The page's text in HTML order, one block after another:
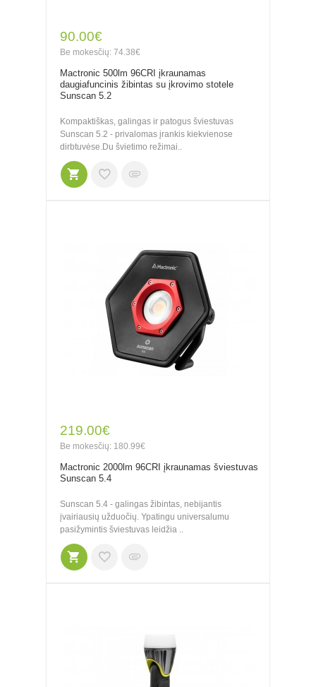
90.00€
Be mokesčių: 74.38€
Mactronic 500lm 96CRI įkraunamas
daugiafuncinis žibintas su įkrovimo stotele
Sunscan 5.2
Kompaktiškas, galingas ir patogus šviestuvas
Sunscan 5.2 - privalomas įrankis kiekvienose
dirbtuvėse.Du švietimo režimai..
219.00€
Be mokesčių: 180.99€
Mactronic 2000lm 96CRI įkraunamas šviestuvas
Sunscan 5.4
Sunscan 5.4 - galingas žibintas, nebijantis
įvairiausių užduočių. Ypatingu universalumu
pasižymintis šviestuvas leidžia ..